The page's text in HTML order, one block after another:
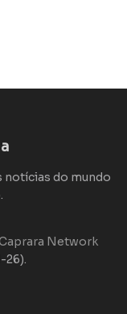
notícias do mundo
Network
26).